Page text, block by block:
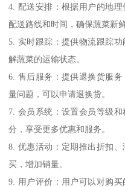
4. 配送安排：根据用户的地
配送路线和时间，确保蔬菜新鲜
5. 实时跟踪：提供物流跟踪
解蔬菜的运输状态。
6. 售后服务：提供退换货服
量问题，可以申请退换货。
7. 会员系统：设置会员等级
分，享受更多优惠和服务。
8. 优惠活动：定期推出折扣
买，增加销量。
9. 用户评价：用户可以对购